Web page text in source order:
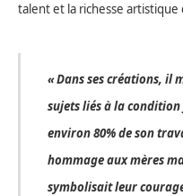
talent et la richesse artistique
« Dans ses créations, il
sujets liés à la
environ 80% de son
hommage aux mères
symbolisait leur